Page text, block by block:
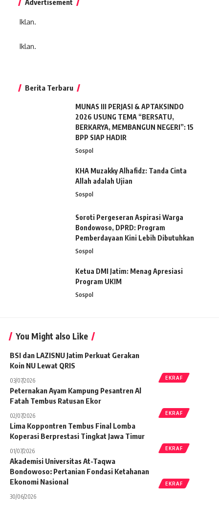
Advertisement
Iklan.
Iklan.
Berita Terbaru
MUNAS III PERJASI & APTAKSINDO
2026 USUNG TEMA “BERSATU,
BERKARYA, MEMBANGUN NEGERI”: 15
BPP SIAP HADIR
Sospol
KHA Muzakky Alhafidz: Tanda Cinta
Allah adalah Ujian
Sospol
Soroti Pergeseran Aspirasi Warga
Bondowoso, DPRD: Program
Pemberdayaan Kini Lebih Dibutuhkan
Sospol
Ketua DMI Jatim: Menag Apresiasi
Program UKIM
Sospol
You Might also Like
EKRAF
BSI dan LAZISNU Jatim Perkuat Gerakan
Koin NU Lewat QRIS
03/07/2026
EKRAF
Peternakan Ayam Kampung Pesantren Al
Fatah Tembus Ratusan Ekor
02/07/2026
EKRAF
Lima Koppontren Tembus Final Lomba
Koperasi Berprestasi Tingkat Jawa Timur
01/07/2026
EKRAF
Akademisi Universitas At-Taqwa
Bondowoso: Pertanian Fondasi Ketahanan
Ekonomi Nasional
30/06/2026